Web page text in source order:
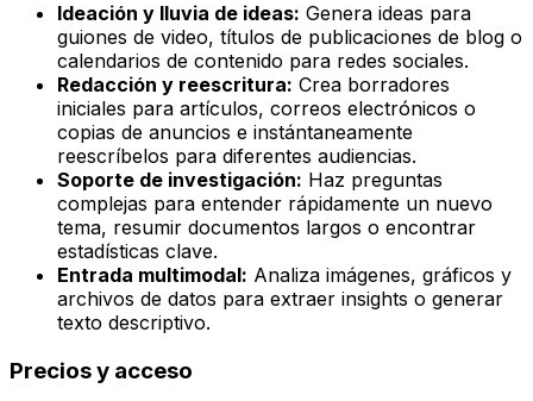
Ideación y lluvia de ideas: Genera ideas para
guiones de video, títulos de publicaciones de blog o
calendarios de contenido para redes sociales.
Redacción y reescritura: Crea borradores
iniciales para artículos, correos electrónicos o
copias de anuncios e instántaneamente
reescríbelos para diferentes audiencias.
Soporte de investigación: Haz preguntas
complejas para entender rápidamente un nuevo
tema, resumir documentos largos o encontrar
estadísticas clave.
Entrada multimodal: Analiza imágenes, gráficos y
archivos de datos para extraer insights o generar
texto descriptivo.
Precios y acceso